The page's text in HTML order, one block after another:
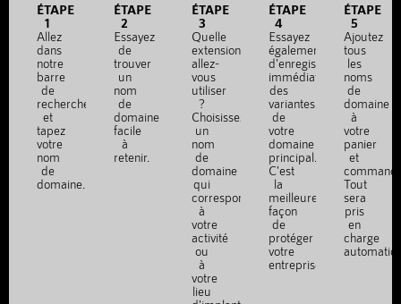
ÉTAPE
1
Allez
dans
notre
barre
de
recherche
et
tapez
votre
nom
de
domaine.
ÉTAPE
2
Essayez
de
trouver
un
nom
de
domaine
facile
à
retenir.
ÉTAPE
3
Quelle
extension
allez-
vous
utiliser
?
Choisissez
un
nom
de
domaine
qui
correspond
à
votre
activité
ou
à
votre
lieu
ÉTAPE
4
Essayez
également
d'enregistrer
immédiatement
des
variantes
de
votre
domaine
principal.
C'est
la
meilleure
façon
de
protéger
votre
entreprise.
ÉTAPE
5
Ajoutez
tous
les
noms
de
domaine
à
votre
panier
et
Tout
sera
pris
en
charge